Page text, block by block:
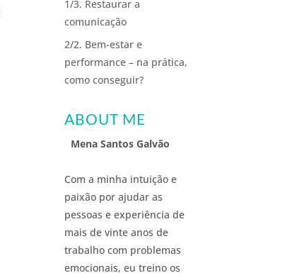
1/3. Restaurar a
comunicação
2/2. Bem-estar e
performance – na prática,
como conseguir?
ABOUT ME
Mena Santos Galvão
Com a minha intuição e
paixão por ajudar as
pessoas e experiência de
mais de vinte anos de
trabalho com problemas
emocionais, eu treino os